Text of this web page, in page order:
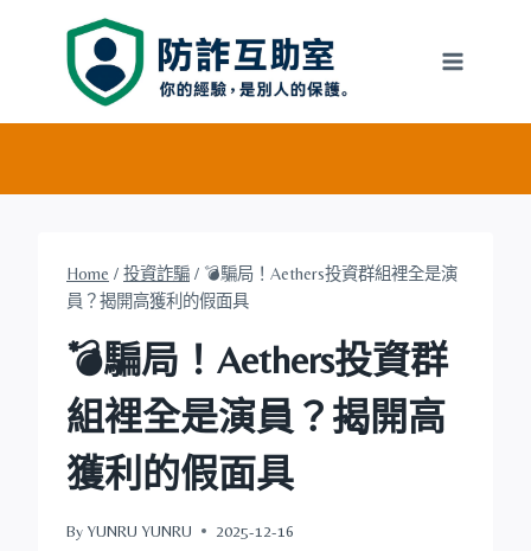
Home / 投資詐騙 / 💣騙局！Aethers投資群組裡全是演
員？揭開高獲利的假面具
💣騙局！Aethers投資群
組裡全是演員？揭開高
獲利的假面具
By YUNRU YUNRU 2025-12-16